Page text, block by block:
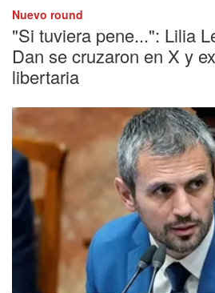
Nuevo round
"Si tuviera pene...": Lilia
Dan se cruzaron en X y
libertaria